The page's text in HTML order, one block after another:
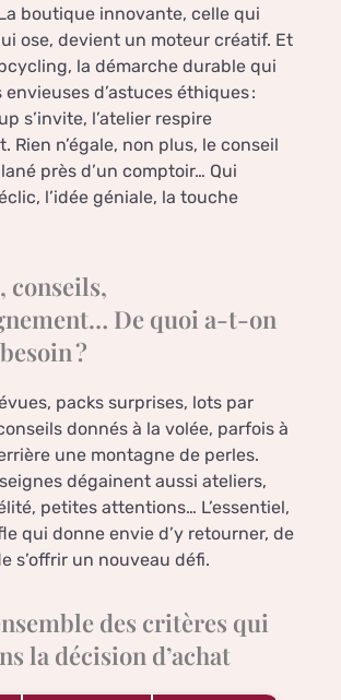
boutique innovante, celle qui
ose, devient un moteur créatif. Et
la démarche durable qui
d’astuces éthiques :
s’invite, l’atelier respire
Rien n’égale, non plus, le conseil
près d’un comptoir… Qui
l’idée géniale, la touche
conseils,
De quoi a-t-on
?
packs surprises, lots par
donnés à la volée, parfois à
une montagne de perles.
dégainent aussi ateliers,
petites attentions… L’essentiel,
qui donne envie d’y retourner, de
s’offrir un nouveau défi.
des critères qui
la décision d’achat